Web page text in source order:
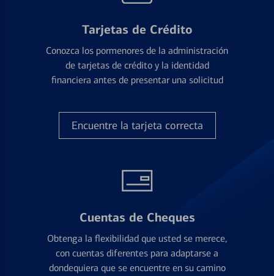
Tarjetas de Crédito
Conozca los pormenores de la administración
de tarjetas de crédito y la identidad
financiera antes de presentar una solicitud
Encuentre la tarjeta correcta
Cuentas de Cheques
Obtenga la flexibilidad que usted se merece,
con cuentas diferentes para adaptarse a
dondequiera que se encuentre en su camino